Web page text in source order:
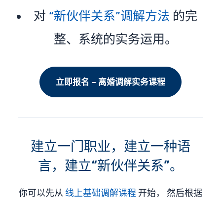
对 “新伙伴关系”调解方法 的完
整、系统的实务运用。
立即报名 – 离婚调解实务课程
建立一门职业，建立一种语
言，建立“新伙伴关系”。
你可以先从 线上基础调解课程 开始， 然后根据